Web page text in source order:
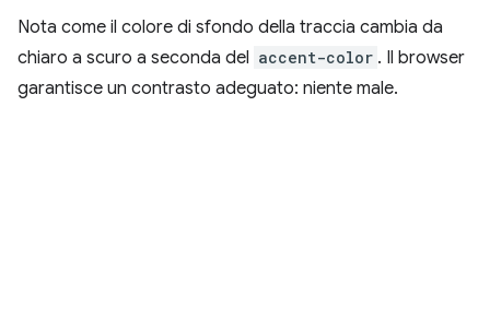
Nota come il colore di sfondo della traccia cambia da
chiaro a scuro a seconda del accent-color . Il browser
garantisce un contrasto adeguato: niente male.